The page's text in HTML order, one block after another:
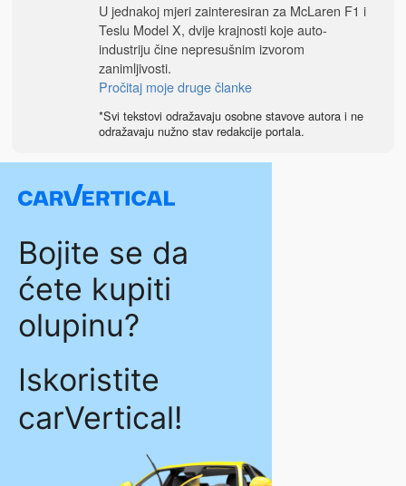
U jednakoj mjeri zainteresiran za McLaren F1 i
Teslu Model X, dvije krajnosti koje auto-
industriju čine nepresušnim izvorom
zanimljivosti.
Pročitaj moje druge članke
*Svi tekstovi odražavaju osobne stavove autora i ne
odražavaju nužno stav redakcije portala.